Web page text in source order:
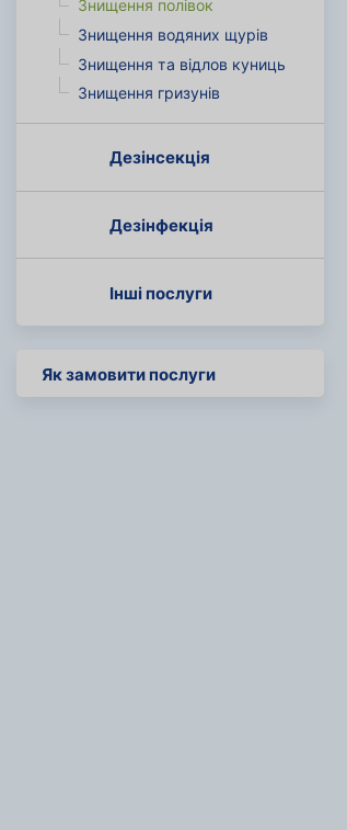
Знищення полівок
Знищення водяних щурів
Знищення та відлов куниць
Знищення гризунів
Дезінсекція
Дезінфекція
Інші послуги
Як замовити послуги